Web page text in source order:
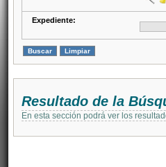
Expediente:
Resultado de la
En esta sección podrá ver los